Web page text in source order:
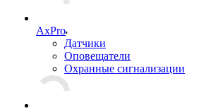
AxPro
Датчики
Оповещатели
Охранные сигнализации